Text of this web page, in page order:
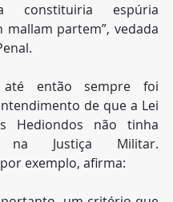
constituiria espúria
mallam partem”, vedada
então sempre foi
de que a Lei
Hediondos não tinha
na Justiça Militar.
exemplo, afirma: